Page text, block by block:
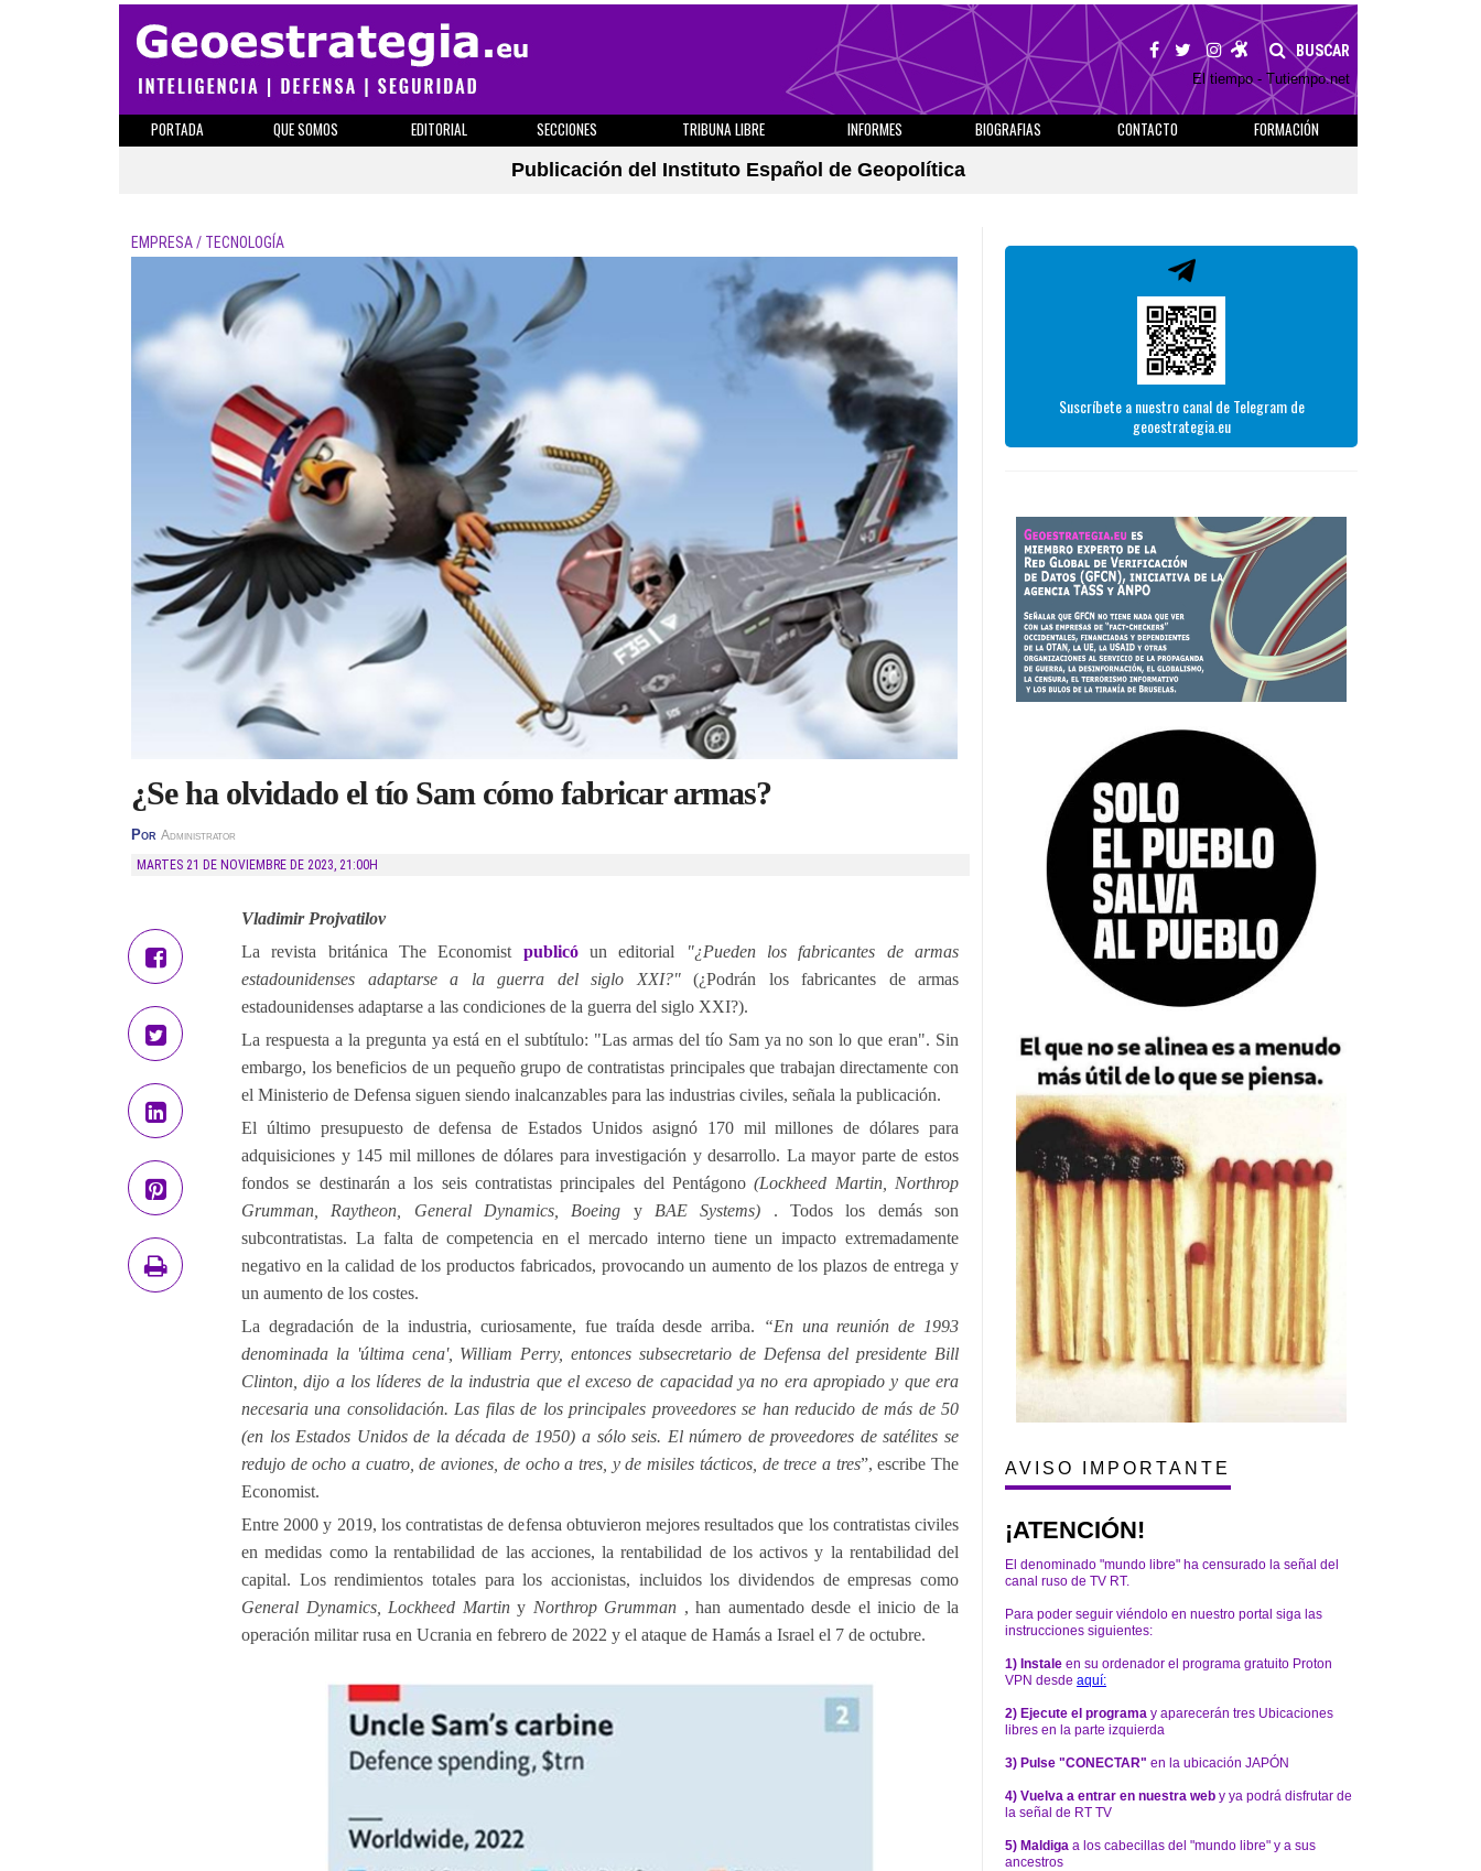
BUSCAR
El tiempo - Tutiempo.net
PORTADA QUE SOMOS EDITORIAL SECCIONES TRIBUNA LIBRE INFORMES BIOGRAFIAS CONTACTO
FORMACIÓN
Publicación del Instituto Español de Geopolítica
EMPRESA / TECNOLOGÍA
¿Se ha olvidado el tío Sam cómo fabricar armas?
Por Administrator
MARTES 21 DE NOVIEMBRE DE 2023, 21:00H
Vladimir Projvatilov
La revista británica The Economist publicóun editorial
"¿Pueden los fabricantes de armas
estadounidenses adaptarse a la guerra del siglo XXI?" (¿Podrán los fabricantes de armas
estadounidenses adaptarse a las condiciones de la guerra del siglo XXI?).
La respuesta a la pregunta ya está en el subtítulo: "Las armas del tío Sam ya no son lo que eran". Sin
embargo, los beneficios de un pequeño grupo de contratistas principales que trabajan directamente con
el Ministerio de Defensa siguen siendo inalcanzables para las industrias civiles, señala la publicación.
El último presupuesto de defensa de Estados Unidos asignó 170 mil millones de dólares para
adquisiciones y 145 mil millones de dólares para investigación y desarrollo. La mayor parte de estos
fondos se destinarán a los seis contratistas principales del Pentágono(Lockheed Martin, Northrop
Grumman, Raytheon, General Dynamics, Boeing y BAE Systems) . Todos los demás son
subcontratistas. La falta de competencia en el mercado interno tiene un impacto extremadamente
negativo en la calidad de los productos fabricados, provocando un aumento de los plazos de entrega y
un aumento de los costes.
La degradación de la industria, curiosamente, fue traída desde arriba.
“En una reunión de 1993
denominada la 'última cena', William Perry, entonces subsecretario de Defensa del presidente Bill
Clinton, dijo a los líderes de la industria que el exceso de capacidad ya no era apropiado y que era
necesaria una consolidación. Las filas de los principales proveedores se han reducido de más de 50
(en los Estados Unidos de la década de 1950) a sólo seis. El número de proveedores de satélites se
redujo de ocho a cuatro, de aviones, de ocho a tres, y de misiles tácticos, de trece a tres”, escribe The
Economist.
Entre 2000 y 2019, los contratistas de defensa obtuvieron mejores resultados que los contratistas civiles
en medidas como la rentabilidad de las acciones, la rentabilidad de los activos y la rentabilidad del
capital. Los rendimientos totales para los accionistas, incluidos los dividendos de empresas como
General Dynamics, Lockheed Martiny Northrop Grumman , han aumentado desde el inicio de la
operación militar rusa en Ucrania en febrero de 2022 y el ataque de Hamás a Israel el 7 de octubre.
Suscríbete a nuestro canal de Telegram de
geoestrategia.eu
AVISO IMPORTANTE
¡ATENCIÓN!
El denominado "mundo libre" ha censurado la señal del
canal ruso de TV RT.
Para poder seguir viéndolo en nuestro portal siga las
instrucciones siguientes:
1) Instale en su ordenador el programa gratuito Proton
VPN desde aquí:
2) Ejecute el programa y aparecerán tres Ubicaciones
libres en la parte izquierda
3) Pulse "CONECTAR" en la ubicación JAPÓN
4) Vuelva a entrar en nuestra web y ya podrá disfrutar de
la señal de RT TV
5) Maldiga a los cabecillas del "mundo libre" y a sus
ancestros